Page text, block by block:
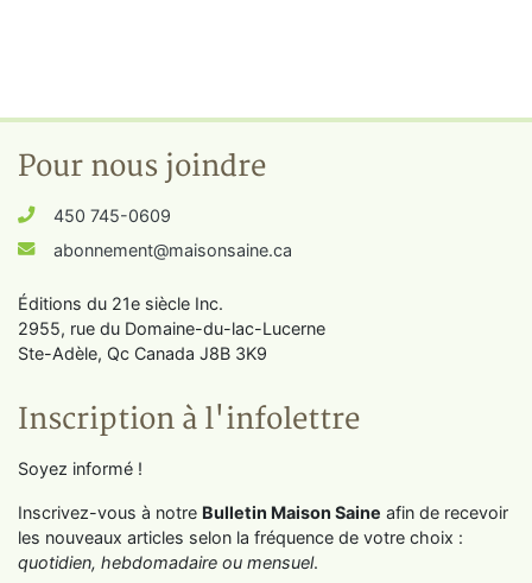
Pour nous joindre
450 745-0609
abonnement@maisonsaine.ca
Éditions du 21e siècle Inc.
2955, rue du Domaine-du-lac-Lucerne
Ste-Adèle, Qc Canada J8B 3K9
Inscription à l'infolettre
Soyez informé !
Inscrivez-vous à notre Bulletin Maison Saine afin de recevoir
les nouveaux articles selon la fréquence de votre choix :
quotidien, hebdomadaire ou mensuel.